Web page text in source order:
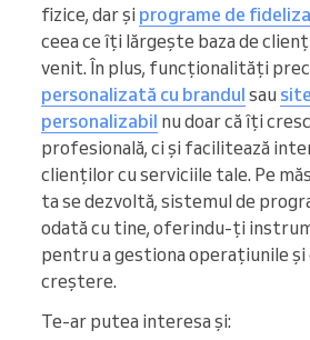
fizice, dar și programe de
ceea ce îți lărgește baza de
venit. În plus, funcționalități
personalizată cu brandul sau
personalizabil nu doar că îți
profesională, ci și facilitează
clienților cu serviciile tale. Pe
ta se dezvoltă, sistemul de
odată cu tine, oferindu-ți
pentru a gestiona operațiunile
creștere.
Te-ar putea interesa și: